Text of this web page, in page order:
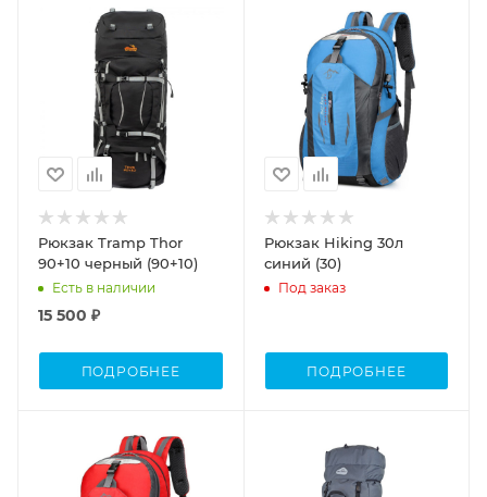
Рюкзак Tramp Thor
90+10 черный (90+10)
Есть в наличии
15 500 ₽
ПОДРОБНЕЕ
Рюкзак Hiking 30л
синий (30)
Под заказ
ПОДРОБНЕЕ